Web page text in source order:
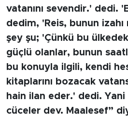
vatanını sevendir.' dedi.
dedim, 'Reis, bunun
şey şu; 'Çünkü bu
güçlü olanlar, bunun
bu konuyla ilgili, kendi
kitaplarını bozacak
hain ilan eder.' dedi.
cüceler dev. Maalesef”